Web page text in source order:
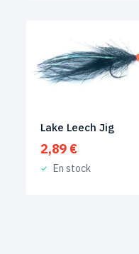
Lake Leech Jig
2,89 €
En stock